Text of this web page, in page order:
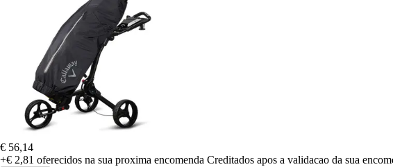
€ 56,14
+€ 2,81 oferecidos na sua proxima encomenda Creditados apos a validacao da sua